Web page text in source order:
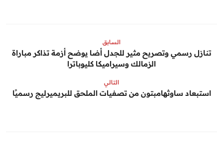
السابق
تنازل رسمي وتصريح مثير للجدل أضا يوضح أزمة تذاكر مباراة
الزمالك وسيراميكا كليوباترا
التالي
استبعاد ساوثهامبتون من تصفيات الملحق للبريميرليج رسميًا